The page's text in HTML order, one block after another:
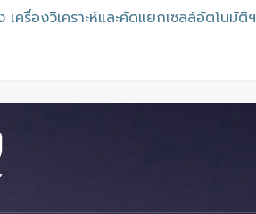
ครื่องวิเคราะห์และคัดแยกเซลล์อัตโนมัติฯ